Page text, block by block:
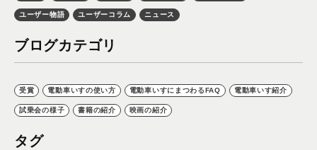
ユーザー物語 ユーザーコラム ニュース
ブログカテゴリ
受賞 電動車いすの使い方 電動車いすにまつわるFAQ 電動車いす紹介
試乗会の様子 書籍の紹介 映画の紹介
タグ